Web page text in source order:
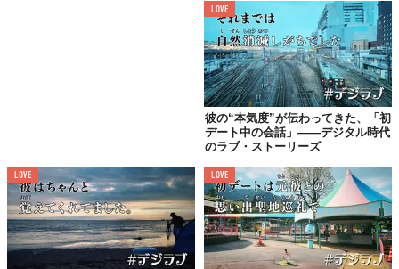
やっぱり恋愛のリアルって、おもしろい！
「結婚」したくて
好きな人から離れることに
当時、もう3年以上ずっと好きな人がいたんですが、その関係に行
き詰まりを感じていて。ちょうど友だちが教えてくれた当たると
そこで言われました。
「あなたと彼はお互い同じ数字を持っているから、とても気が合
う。そうなるべくして出会った相手。
LOVE
彼の“本気度”が伝わってきた、「初
デート中の会話」——デジタル時代
のラブ・ストーリーズ
LOVE LOVE